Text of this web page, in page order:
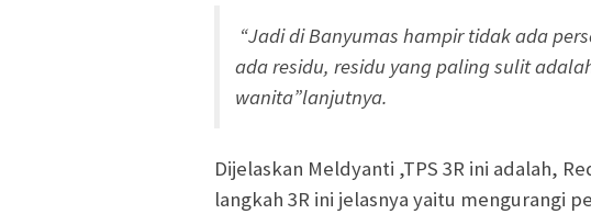
“Jadi di Banyumas hampir tidak ada
ada residu, residu yang paling sulit
wanita”lanjutnya.
Dijelaskan Meldyanti ,TPS 3R ini adalah,
langkah 3R ini jelasnya yaitu mengurangi